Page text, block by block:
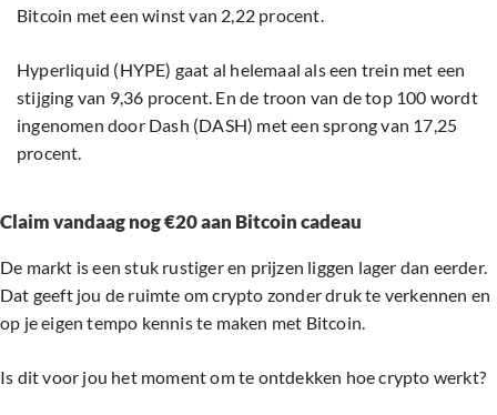
Bitcoin met een winst van 2,22 procent.
Hyperliquid (HYPE) gaat al helemaal als een trein met een
stijging van 9,36 procent. En de troon van de top 100 wordt
ingenomen door Dash (DASH) met een sprong van 17,25
procent.
Claim vandaag nog €20 aan Bitcoin cadeau
De markt is een stuk rustiger en prijzen liggen lager dan eerder.
Dat geeft jou de ruimte om crypto zonder druk te verkennen en
op je eigen tempo kennis te maken met Bitcoin.
Is dit voor jou het moment om te ontdekken hoe crypto werkt?